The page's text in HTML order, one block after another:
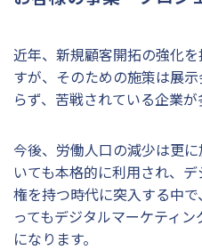
近年、新規顧客開拓の強化
すが、そのための施策は展
らず、苦戦されている企業が
今後、労働人口の減少は更
いても本格的に利用され、
権を持つ時代に突入する中
ってもデジタルマーケティ
になります。